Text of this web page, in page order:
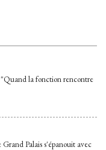
"Quand la fonction rencontre
Grand Palais s'épanouit avec